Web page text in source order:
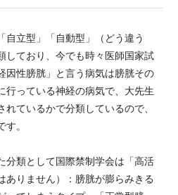
自立型」「自動型」（どう違う
しており、今でも時々医師国家試
因性膀胱」と言う病気は膀胱その
行っている神経の病気で、大先生
ているかで分類しているので、
。
分類として国際禁制学会は「高活
ありません）：膀胱が膨らみきる